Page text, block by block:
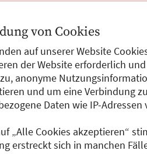
von Cookies
auf unserer Website
der Website erforderlich
anonyme
und um eine Verbindung
Daten wie IP-
„Alle Cookies akzeptieren“
erstreckt sich in manchen
zu Unsicherheit
geführt. Ein
und die Versorgung